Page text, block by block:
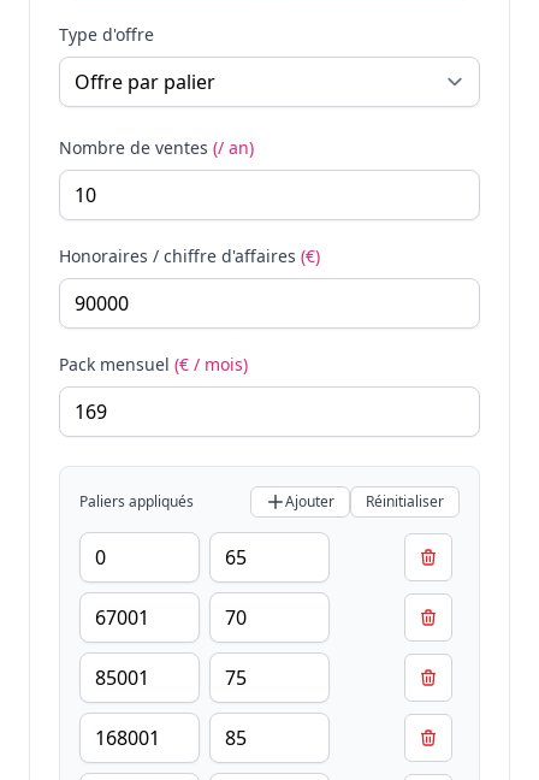
Type d'offre
Nombre de ventes (/ an)
Honoraires / chiffre d'affaires (€)
Pack mensuel (€ / mois)
Paliers appliqués Ajouter Réinitialiser